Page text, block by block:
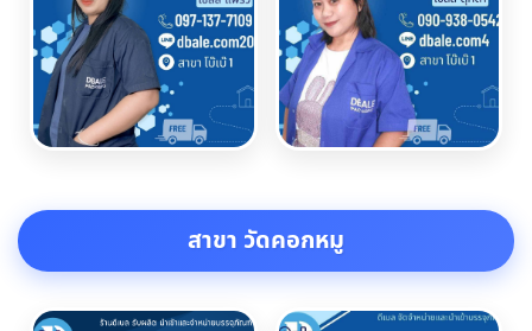
สาขา วัดคอกหมู